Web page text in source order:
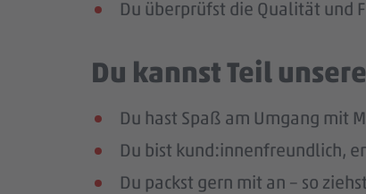
Du überprüfst die Qualität und
Du kannst Teil
Du hast Spaß am Umgang mit
Du bist kund:innenfreundlich,
Du packst gern mit an – so